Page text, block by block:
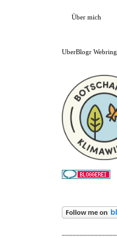
Über mich
UberBlogr Webring